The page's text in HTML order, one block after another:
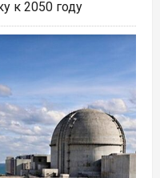
к 2050 году